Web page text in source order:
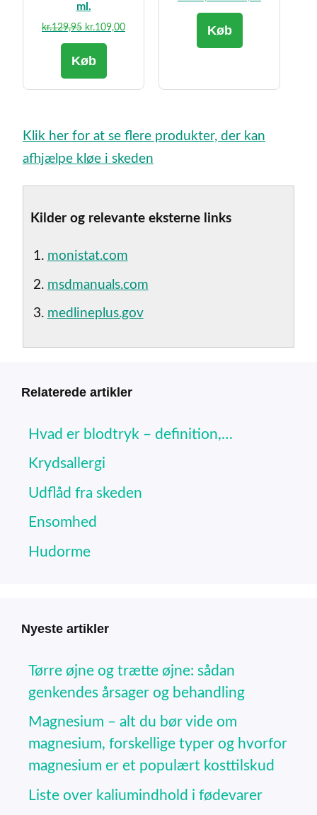
ml.
kr.129,95 Den
oprindelige
pris
kr.129,95.
kr.109,00Den
kr.109,00.
Køb
oprindelige
pris
Køb
Klik her for at se flere produkter, der kan
afhjælpe kløe i skeden
Kilder og relevante eksterne links
monistat.com
msdmanuals.com
medlineplus.gov
Relaterede artikler
Hvad er blodtryk – definition,…
Krydsallergi
Udflåd fra skeden
Ensomhed
Hudorme
Nyeste artikler
Tørre øjne og trætte øjne: sådan
genkendes årsager og behandling
Magnesium – alt du bør vide om
magnesium, forskellige typer og hvorfor
magnesium er et populært kosttilskud
Liste over kaliumindhold i fødevarer